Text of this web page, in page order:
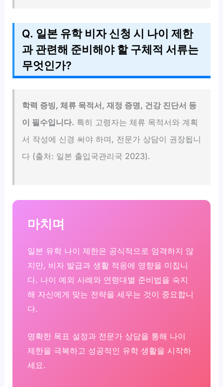
Q. 일본 유학 비자 신청 시 나이 제한
과 관련해 준비해야 할 구체적 서류는
무엇인가?
학력 증빙, 체류 목적서, 재정 증명, 건강 진단서 등
이 필수입니다. 특히 고령자는 체류 목적서와 계획
서 작성에 신경 써야 하며, 전문가 상담이 권장됩니
다 (출처: 일본 출입국관리국 2023).
마치며
일본 유학 나이 제한은 공식적으로 엄격하지 않
지만, 비자 발급과 생활 적응에 영향을 미칩니
다. 나이 예외 사례와 연령대별 준비법을 숙지
해 자신에게 맞는 전략을 세우는 것이 중요합니
다.
명확한 목표 설정과 전문가 상담을 통해 나이
제한을 극복하고 성공적인 유학 생활을 시작하
세요.